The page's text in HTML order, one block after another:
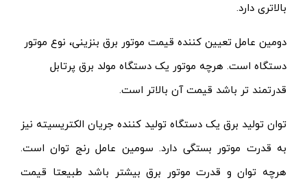
بالاتری دارد.
دومین عامل تعیین کننده قیمت موتور برق بنزینی، نوع موتور
دستگاه است. هرچه موتور یک دستگاه مولد برق پرتابل
قدرتمند تر باشد قیمت آن بالاتر است.
توان تولید برق یک دستگاه تولید کننده جریان الکتریسیته نیز
به قدرت موتور بستگی دارد. سومین عامل رنج توان است.
هرچه توان و قدرت موتور برق بیشتر باشد طبیعتا قیمت